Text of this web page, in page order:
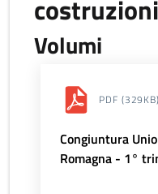
Volumi
PDF (329KB)
Congiuntura
Romagna - 1°